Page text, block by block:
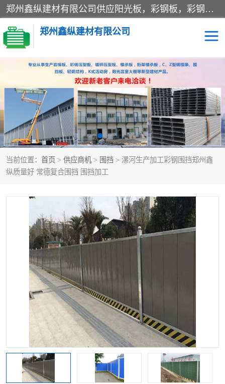
郑州鑫纵建材有限公司供应阳光板，彩钢板，彩钢钢构工程是一家集生产销售租赁安装于一体的企业，主要生产PC采光板，耐力板，仿古琉璃采光板，岩棉板、彩钢压型板、镀锌压型板、桁架楼承板，C、Z型钢檩条、围挡板、轻钢结构，阳光温室大棚等新型建材产品。公司旗下有多台移动式高空压瓦机租赁，承接全国各地业务，专业对外租赁各种型号压瓦机。
郑州鑫纵建材有限公司
当前位置： 首页 > 供应商机 > 围挡 > 漯河生产加工彩钢围挡郑州鑫
纵质量好 常德复合围挡 围挡加工
高空瓦机租赁 ASA合成树脂仿古瓦
CZ型钢 FRP采光板
PC多层板 PC耐力板
建筑围挡 楼层板
钢结构配件
围挡 彩钢板
生产加工单板复合围挡 市
政围挡